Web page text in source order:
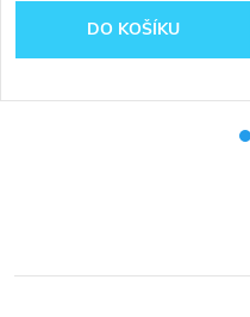
DO KOŠÍKU